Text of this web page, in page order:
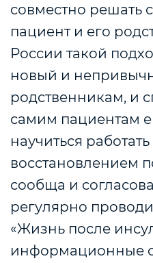
совместно решать
пациент и его
России такой
новый и
родственникам, и
самим пациентам
научиться
восстановлением
сообща и
регулярно
«Жизнь после
информационные